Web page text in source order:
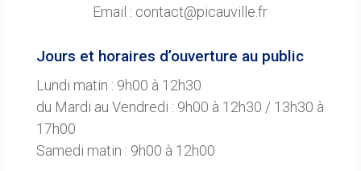
Email : contact@picauville.fr
Jours et horaires d’ouverture au public
Lundi matin : 9h00 à 12h30
du Mardi au Vendredi : 9h00 à 12h30 / 13h30 à
17h00
Samedi matin : 9h00 à 12h00